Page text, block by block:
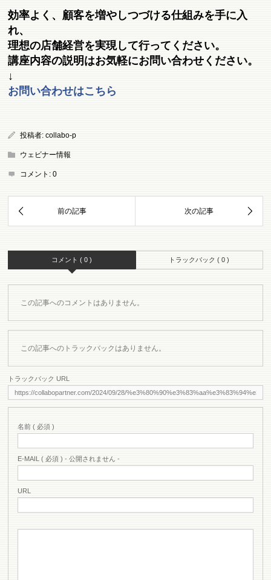
効率よく、顧客を増やしつづける仕組みを手に入
れ、
理想の店舗経営を実現して行ってください。
講座内容の説明はお気軽にお問い合わせください。
↓
お問い合わせはこちら
投稿者:collabo-p
ウェビナー情報
コメント:0
コメント ( 0 ) トラックバック ( 0 )
この記事へのコメントはありません。
この記事へのトラックバックはありません。
トラックバック URL
名前 ( 必須 )
E-MAIL ( 必須 ) - 公開されません -
URL